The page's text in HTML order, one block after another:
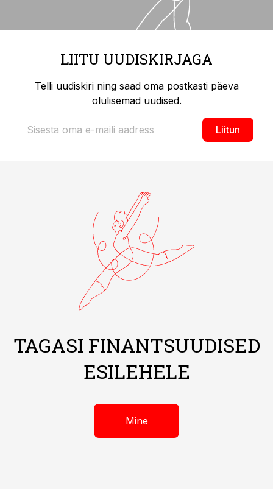
LIITU UUDISKIRJAGA
Telli uudiskiri ning saad oma postkasti päeva
olulisemad uudised.
Liitun
TAGASI FINANTSUUDISED
ESILEHELE
Mine